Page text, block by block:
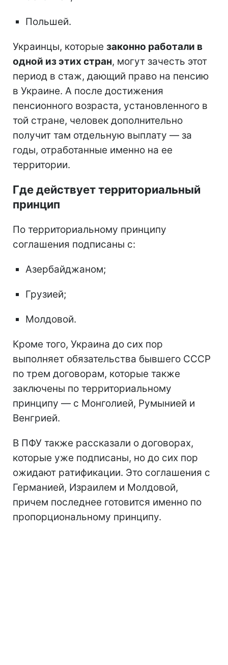
Польшей.
Украинцы, которые законно работали в
одной из этих стран, могут зачесть этот
период в стаж, дающий право на пенсию
в Украине. А после достижения
пенсионного возраста, установленного в
той стране, человек дополнительно
получит там отдельную выплату — за
годы, отработанные именно на ее
территории.
Где действует территориальный
принцип
По территориальному принципу
соглашения подписаны с:
Азербайджаном;
Грузией;
Молдовой.
Кроме того, Украина до сих пор
выполняет обязательства бывшего СССР
по трем договорам, которые также
заключены по территориальному
принципу — с Монголией, Румынией и
Венгрией.
В ПФУ также рассказали о договорах,
которые уже подписаны, но до сих пор
ожидают ратификации. Это соглашения с
Германией, Израилем и Молдовой,
причем последнее готовится именно по
пропорциональному принципу.